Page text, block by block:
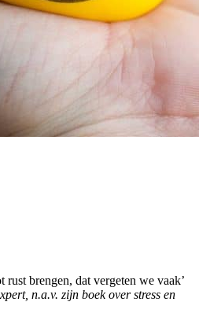
rust brengen, dat vergeten we vaak’
n.a.v. zijn boek over stress en